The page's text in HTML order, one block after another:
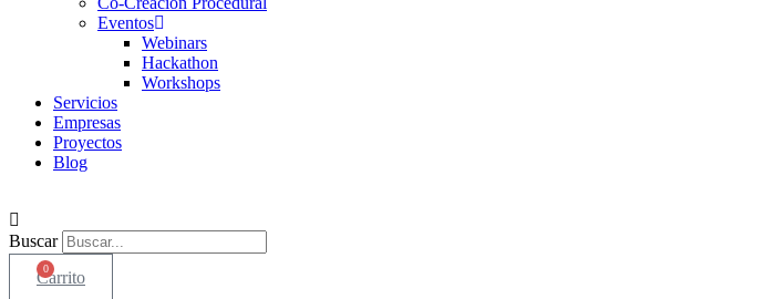
Eventos
Webinars
Hackathon
Workshops
Servicios
Empresas
Proyectos
Blog
Buscar
0
Carrito